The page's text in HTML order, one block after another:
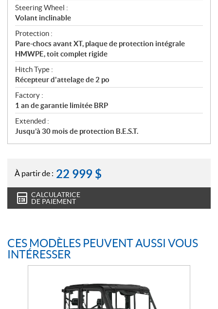
Steering Wheel :
Volant inclinable
Protection :
Pare-chocs avant XT, plaque de protection intégrale
HMWPE, toit complet rigide
Hitch Type :
Récepteur d'attelage de 2 po
Factory :
1 an de garantie limitée BRP
Extended :
Jusqu’à 30 mois de protection B.E.S.T.
À partir de : 22 999 $
CALCULATRICE
DE PAIEMENT
CES MODÈLES PEUVENT AUSSI VOUS
INTÉRESSER